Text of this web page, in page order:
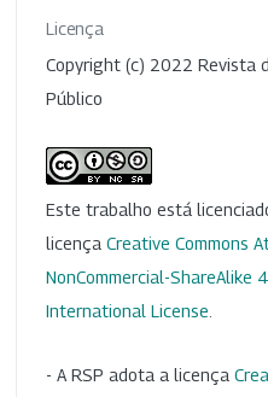
Licença
Copyright (c) 2022 Revista
Público
Este trabalho está
licença Creative Commons
NonCommercial-ShareAlike
International License
- A RSP adota a licença